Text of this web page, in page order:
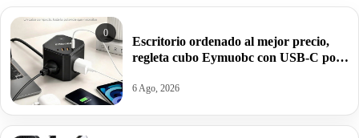
0
Escritorio ordenado al mejor precio,
regleta cubo Eymuobc con USB-C por
6 Ago, 2026